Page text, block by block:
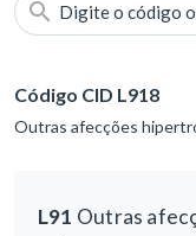
Digite o código
Código CID L918
Outras afecções
L91 Outras